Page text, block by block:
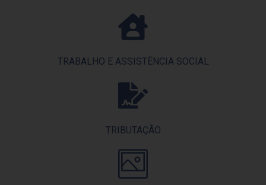
TRABALHO E ASSISTÊNCIA SOCIAL
TRIBUTAÇÃO